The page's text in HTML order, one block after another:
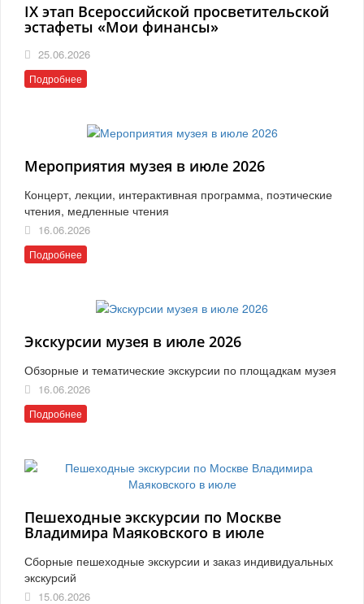
IX этап Всероссийской просветительской
эстафеты «Мои финансы»
25.06.2026
Подробнее
Мероприятия музея в июле 2026
Концерт, лекции, интерактивная программа, поэтические
чтения, медленные чтения
16.06.2026
Подробнее
Экскурсии музея в июле 2026
Обзорные и тематические экскурсии по площадкам музея
16.06.2026
Подробнее
Пешеходные экскурсии по Москве
Владимира Маяковского в июле
Сборные пешеходные экскурсии и заказ индивидуальных
экскурсий
15.06.2026